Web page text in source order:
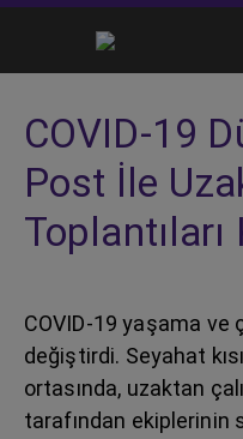
COVID-19
Post İle
Toplantıları
COVID-19 yaşama ve
değiştirdi. Seyahat
ortasında, uzaktan
tarafından ekiplerinin